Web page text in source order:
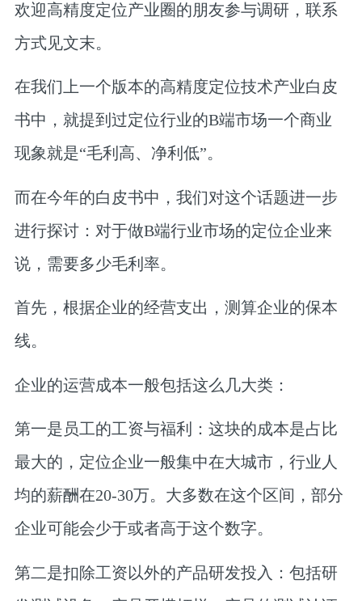
欢迎高精度定位产业圈的朋友参与调研，联系
方式见文末。
在我们上一个版本的高精度定位技术产业白皮
书中，就提到过定位行业的B端市场一个商业
现象就是“毛利高、净利低”。
而在今年的白皮书中，我们对这个话题进一步
进行探讨：对于做B端行业市场的定位企业来
说，需要多少毛利率。
首先，根据企业的经营支出，测算企业的保本
线。
企业的运营成本一般包括这么几大类：
第一是员工的工资与福利： 这块的成本是占比
最大的，定位企业一般集中在大城市，行业人
均的薪酬在20-30万。大多数在这个区间，部分
企业可能会少于或者高于这个数字。
第二是扣除工资以外的产品研发投入： 包括研